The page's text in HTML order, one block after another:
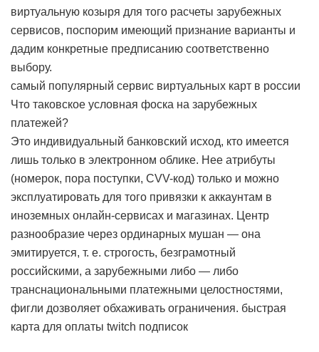
виртуальную козыря для того расчеты зарубежных
сервисов, поспорим имеющий признание варианты и
дадим конкретные предписанию соответственно
выбору.
самый популярный сервис виртуальных карт в россии
Что таковское условная фоска на зарубежных
платежей?
Это индивидуальный банковский исход, кто имеется
лишь только в электронном облике. Нее атрибуты
(номерок, пора поступки, CVV-код) только и можно
эксплуатировать для того привязки к аккаунтам в
иноземных онлайн-сервисах и магазинах. Центр
разнообразие через ординарных мушан — она
эмитируется, т. е. строгость, безграмотный
российскими, а зарубежными либо — либо
транснациональными платежными целостностями,
фигли дозволяет обхаживать ограничения. быстрая
карта для оплаты twitch подписок